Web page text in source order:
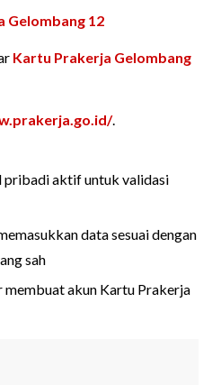
Gelombang 12
Kartu Prakerja Gelombang
.
pribadi aktif untuk validasi
data sesuai dengan
sah
membuat akun Kartu Prakerja